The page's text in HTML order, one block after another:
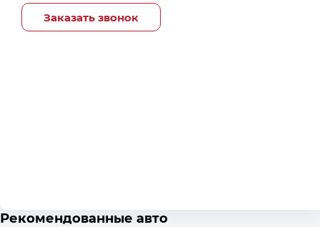
Заказать звонок
Рекомендованные авто